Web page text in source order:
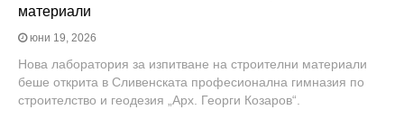
материали
юни 19, 2026
Нова лаборатория за изпитване на строителни материали
беше открита в Сливенската професионална гимназия по
строителство и геодезия „Арх. Георги Козаров“.